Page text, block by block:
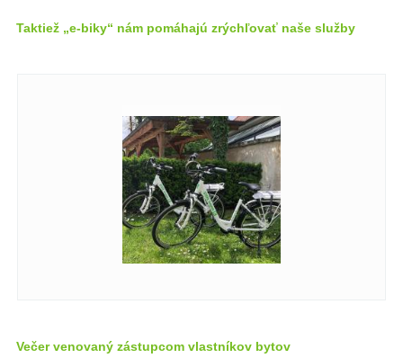
Taktiež „e-biky“ nám pomáhajú zrýchľovať naše služby
Večer venovaný zástupcom vlastníkov bytov